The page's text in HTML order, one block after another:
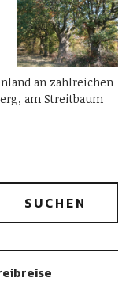
an zahlreichen
am Streitbaum